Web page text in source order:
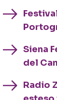
Siena
del
Radio